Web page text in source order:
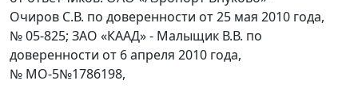
Очиров С.В. по доверенности от 25 мая 2010 года,
№ 05-825; ЗАО «КААД» - Малыщик В.В. по
доверенности от 6 апреля 2010 года,
№ МО-5№1786198,